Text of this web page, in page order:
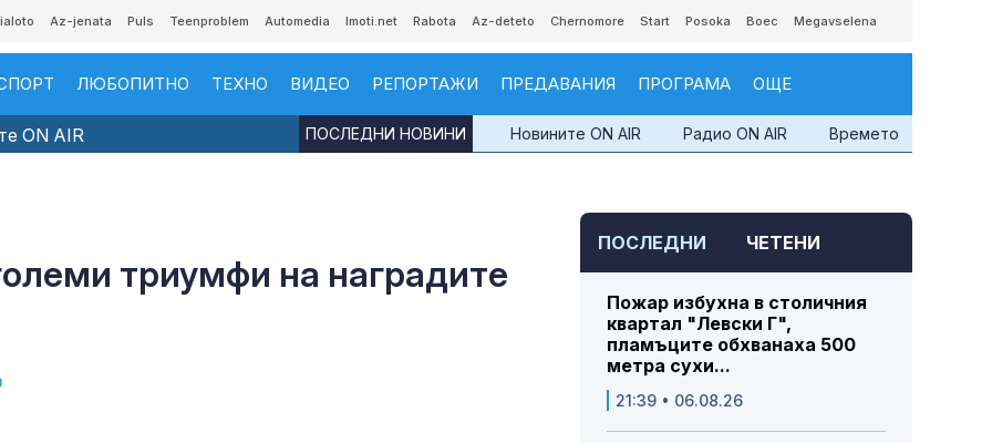
Az-jenata Puls Teenproblem Automedia Imoti.net Rabota Az-deteto Chernomore Start Posoka Boec Megavselena
ЛЮБОПИТНО ТЕХНО ВИДЕО РЕПОРТАЖИ ПРЕДАВАНИЯ ПРОГРАМА ОЩЕ
ON AIR Новините ON AIR Радио ON AIR Времето
ПОСЛЕДНИ НОВИНИ
триумфи на наградите
ПОСЛЕДНИ ЧЕТЕНИ
Пожар избухна в столичния
квартал "Левски Г",
пламъците обхванаха 500
метра сухи...
21:39 • 06.08.26